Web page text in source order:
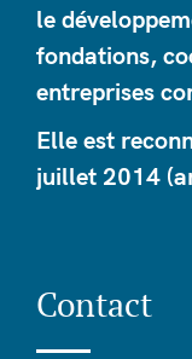
le
fondations,
entreprises
Elle est
juillet 2014
Contact